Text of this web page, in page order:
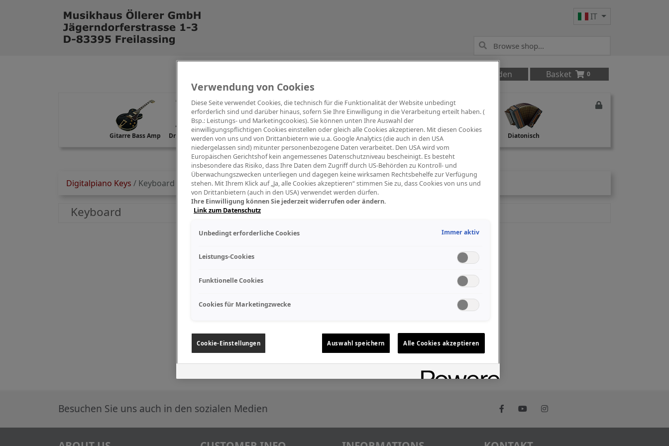
IT
Anmelden Basket 0
Gitarre Bass Amp Drums Percussion Digitalpiano Keys Blasinstrumente Orchester PA Mikrofon Diatonisch
Digitalpiano Keys / Keyboard
Keyboard
Besuchen Sie uns auch in den sozialen Medien
Verwendung von Cookies
Diese Seite verwendet Cookies, die technisch für die Funktionalität der Website unbedingt
erforderlich sind und darüber hinaus, sofern Sie Ihre Einwilligung in die Verarbeitung erteilt haben. (
Bsp.: Leistungs- und Marketingcookies). Sie können unten Ihre Auswahl der
einwilligungspflichtigen Cookies einstellen oder gleich alle Cookies akzeptieren. Mit diesen Cookies
werden von uns und von Drittanbietern wie u.a. Google Analytics (die auch in den USA
niedergelassen sind) mitunter personenbezogene Daten verarbeitet. Den USA wird vom
Europäischen Gerichtshof kein angemessenes Datenschutzniveau bescheinigt. Es besteht
insbesondere das Risiko, dass Ihre Daten dem Zugriff durch US-Behörden zu Kontroll- und
Überwachungszwecken unterliegen und dagegen keine wirksamen Rechtsbehelfe zur Verfügung
stehen. Mit Ihrem Klick auf „Ja, alle Cookies akzeptieren“ stimmen Sie zu, dass Cookies von uns und
von Drittanbietern (auch in den USA) verwendet werden dürfen.
Ihre Einwilligung können Sie jederzeit widerrufen oder ändern.
Link zum Datenschutz
Unbedingt erforderliche Cookies Immer aktiv
Leistungs-Cookies
Funktionelle Cookies
Cookies für Marketingzwecke
Cookie-Einstellungen Auswahl speichern Alle Cookies akzeptieren